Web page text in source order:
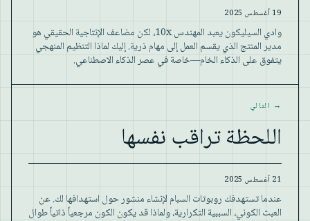
وادي السيليكون يعبد المهندس 10x، لكن مضاعف الإنتاجية الحقيقي هو
مدير المنتج الذي يقسم العمل إلى مهام ذرية. إليك لماذا التنظيم المنهجي
يتفوق على الذكاء الخام—خاصة في عصر الذكاء الاصطناعي.
التالي
اللحظة تراقب نفسها
عندما تستهدفك روبوتات السبام لإنشاء منشور حول استهدافها لك. عن
العبث الكوني، السببية التكرارية، ولماذا قد يكون الكون مرجعياً ذاتياً طوال